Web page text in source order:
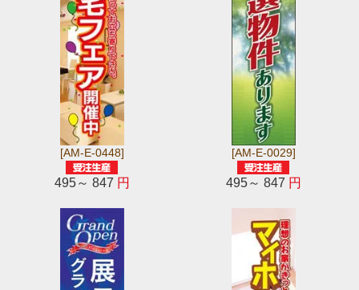
[AM-E-0448]
495～ 847 円
[AM-E-0029]
495～ 847 円